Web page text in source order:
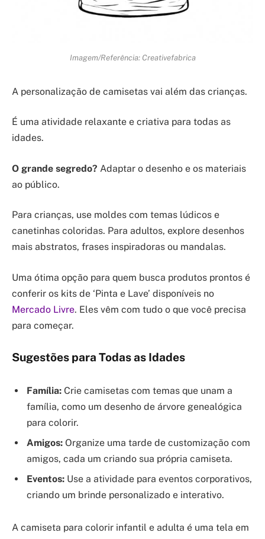
Imagem/Referência: Creativefabrica
A personalização de camisetas vai além das crianças.
É uma atividade relaxante e criativa para todas as
idades.
O grande segredo? Adaptar o desenho e os materiais
ao público.
Para crianças, use moldes com temas lúdicos e
canetinhas coloridas. Para adultos, explore desenhos
mais abstratos, frases inspiradoras ou mandalas.
Uma ótima opção para quem busca produtos prontos é
conferir os kits de ‘Pinta e Lave’ disponíveis no
Mercado Livre. Eles vêm com tudo o que você precisa
para começar.
Sugestões para Todas as Idades
Família: Crie camisetas com temas que unam a
família, como um desenho de árvore genealógica
para colorir.
Amigos: Organize uma tarde de customização com
amigos, cada um criando sua própria camiseta.
Eventos: Use a atividade para eventos corporativos,
criando um brinde personalizado e interativo.
A camiseta para colorir infantil e adulta é uma tela em